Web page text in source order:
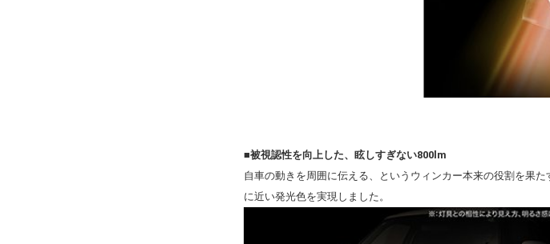
■被視認性を向上した、眩しすぎない800lm
自車の動きを周囲に伝える、というウィンカー本来の役割を果
に近い発光色を実現しました。